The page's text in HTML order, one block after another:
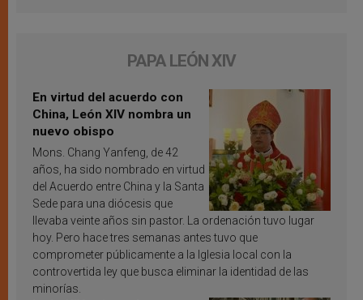
PAPA LEÓN XIV
En virtud del acuerdo con
China, León XIV nombra un
nuevo obispo
Mons. Chang Yanfeng, de 42
años, ha sido nombrado en virtud
del Acuerdo entre China y la Santa
Sede para una diócesis que
llevaba veinte años sin pastor. La ordenación tuvo lugar
hoy. Pero hace tres semanas antes tuvo que
comprometer públicamente a la Iglesia local con la
controvertida ley que busca eliminar la identidad de las
minorías.